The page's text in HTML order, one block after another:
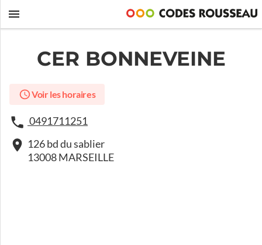
CER BONNEVEINE
Voir les horaires
0491711251
126 bd du sablier
13008 MARSEILLE